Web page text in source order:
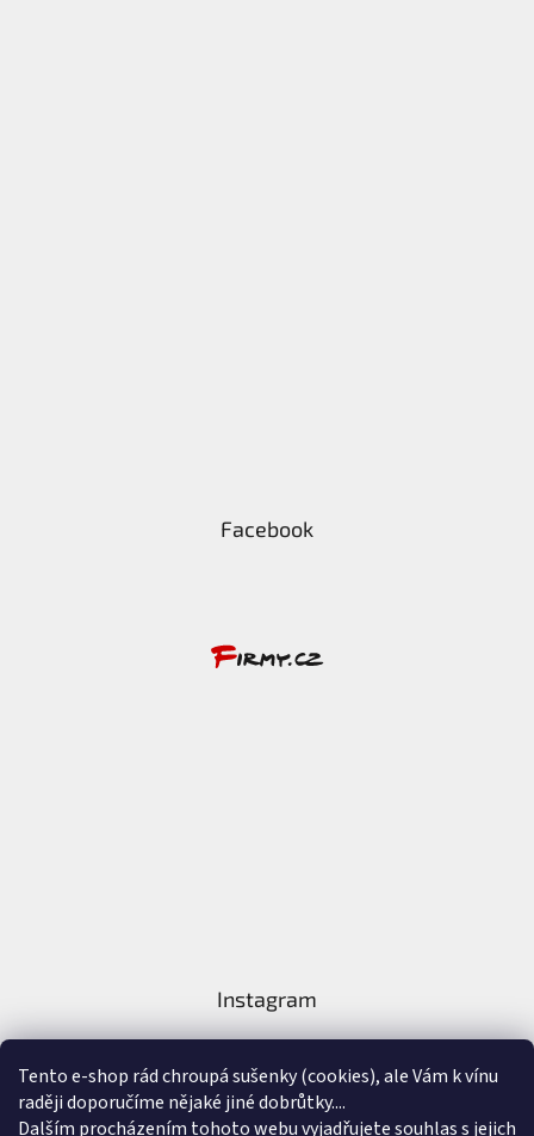
Tento e-shop rád chroupá sušenky (cookies), ale Vám k vínu
raději doporučíme nějaké jiné dobrůtky....
Dalším procházením tohoto webu vyjadřujete souhlas s jejich
Facebook
Instagram